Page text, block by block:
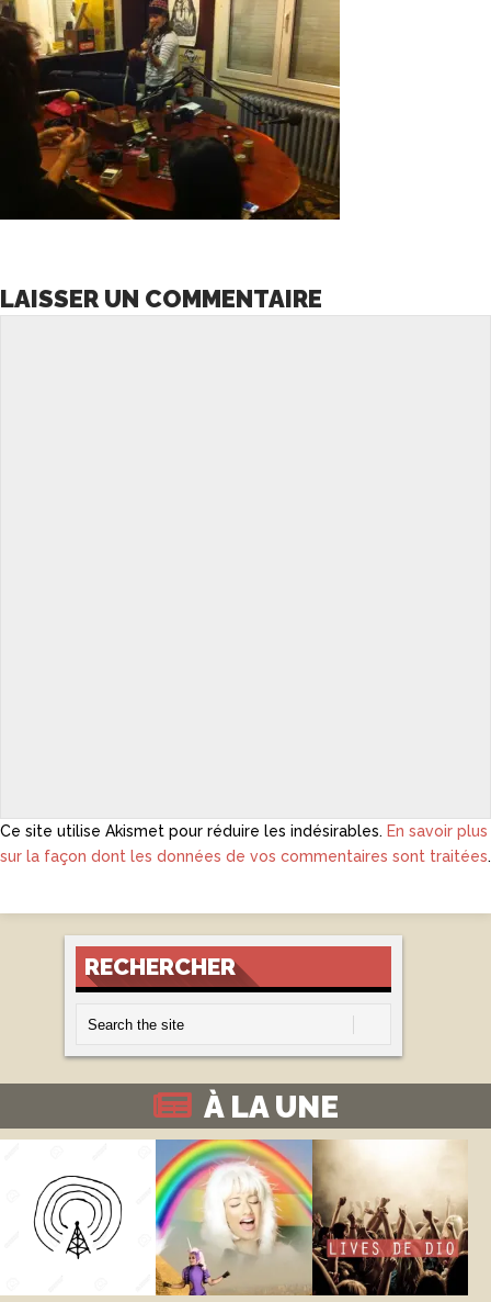
LAISSER UN COMMENTAIRE
Ce site utilise Akismet pour réduire les indésirables. En savoir plus
sur la façon dont les données de vos commentaires sont traitées.
RECHERCHER
À LA UNE